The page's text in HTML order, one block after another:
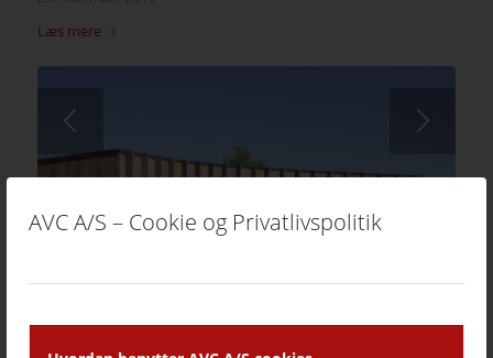
AVC A/S – Cookie og Privatlivspolitik
Læs mere